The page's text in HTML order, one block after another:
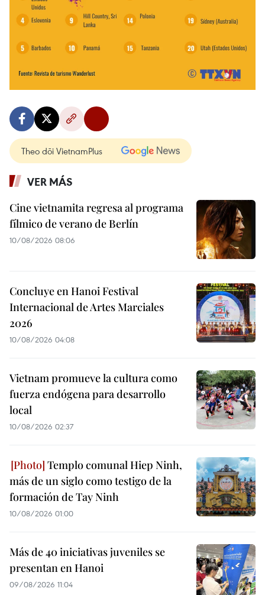
Theo dõi VietnamPlus
VER MÁS
Cine vietnamita regresa al programa
fílmico de verano de Berlín
10/08/2026 08:06
Concluye en Hanoi Festival
Internacional de Artes Marciales
2026
10/08/2026 04:08
Vietnam promueve la cultura como
fuerza endógena para desarrollo
local
10/08/2026 02:37
Templo comunal Hiep Ninh,
más de un siglo como testigo de la
formación de Tay Ninh
10/08/2026 01:00
Más de 40 iniciativas juveniles se
presentan en Hanoi
09/08/2026 11:04